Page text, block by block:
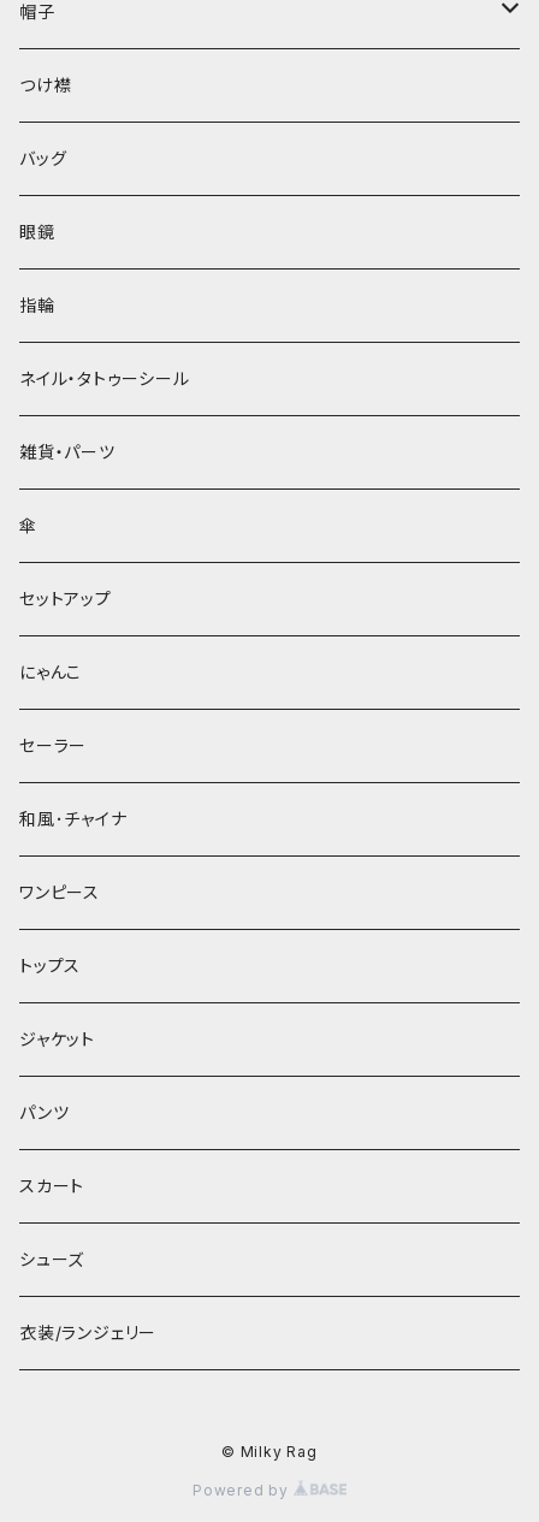
帽子
ベレー帽
つけ襟
バッグ
眼鏡
指輪
ネイル・タトゥーシール
雑貨・パーツ
傘
セットアップ
にゃんこ
セーラー
和風･チャイナ
ワンピース
トップス
ジャケット
パンツ
スカート
シューズ
衣装/ランジェリー
© Milky Rag
Powered by